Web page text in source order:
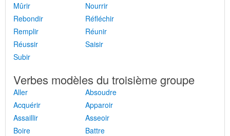
Mûrir
Nourrir
Rebondir
Réfléchir
Remplir
Réunir
Réussir
Saisir
Subir
Verbes modèles du troisième groupe
Aller
Absoudre
Acquérir
Apparoir
Assaillir
Asseoir
Boire
Battre